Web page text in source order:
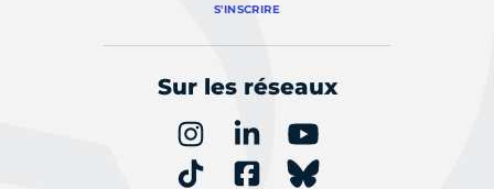
S'INSCRIRE
Sur les réseaux